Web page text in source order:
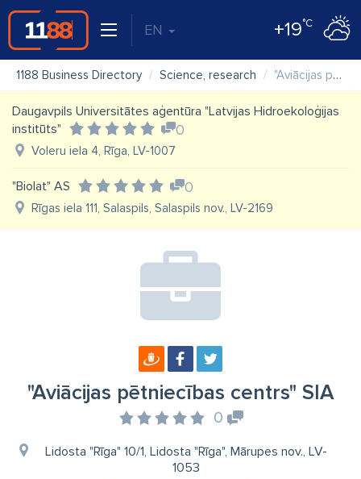
EN +19°C
1188 Business Directory Science, research "Aviācijas pētniecības centrs" SIA
Daugavpils Universitātes aģentūra "Latvijas Hidroekoloģijas
institūts"
0
Voleru iela 4, Rīga, LV-1007
"Biolat" AS 0
Rīgas iela 111, Salaspils, Salaspils nov., LV-2169
"Aviācijas pētniecības centrs" SIA
0
Lidosta "Rīga" 10/1, Lidosta "Rīga", Mārupes nov., LV-
1053